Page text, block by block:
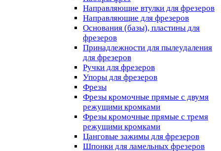
Направляющие втулки для фрезеров
Направляющие для фрезеров
Основания (базы), пластины для
фрезеров
Принадлежности для пылеудаления
для фрезеров
Ручки для фрезеров
Упоры для фрезеров
Фрезы
Фрезы кромочные прямые с двумя
режущими кромками
Фрезы кромочные прямые с тремя
режущими кромками
Цанговые зажимы для фрезеров
Шпонки для ламельных фрезеров